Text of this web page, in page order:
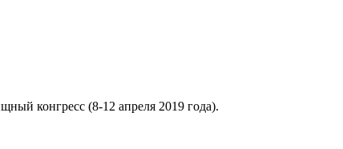
конгресс (8-12 апреля 2019 года).